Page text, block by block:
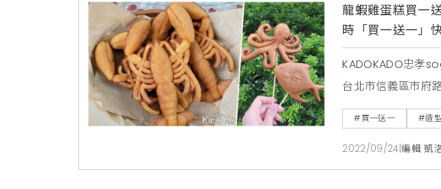
龍蝦雞蛋糕買一
時「買一送一」
KADOKADO忠孝
台北市信義區市府
一活動，買龍蝦1
元，一套兩隻優惠
#買一送一 #造
2022/09/24 |編輯 凱